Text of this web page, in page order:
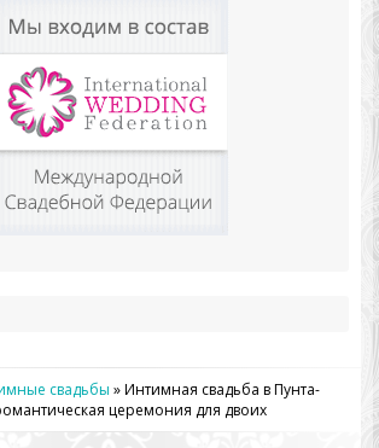
свадьбы »Интимная свадьба в Пунта-
церемония для двоих